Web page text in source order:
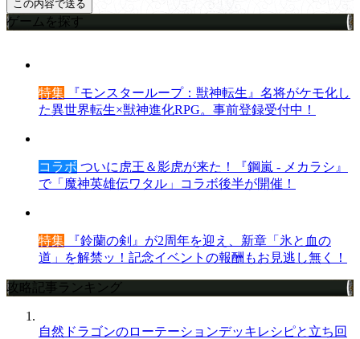
ゲームを探す
特集 『モンスターループ：獣神転生』名将がケモ化し
た異世界転生×獣神進化RPG。事前登録受付中！
コラボ ついに虎王＆影虎が来た！『鋼嵐 - メカラシ』
で「魔神英雄伝ワタル」コラボ後半が開催！
特集 『鈴蘭の剣』が2周年を迎え、新章「氷と血の
道」を解禁ッ！記念イベントの報酬もお見逃し無く！
攻略記事ランキング
自然ドラゴンのローテーションデッキレシピと立ち回